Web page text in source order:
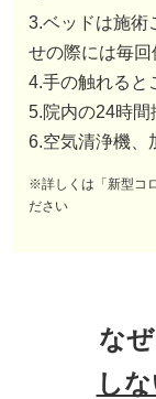
3.ベッドは施術
せの際には毎
4.手の触れると
5.院内の24時間
6.空気清浄機、
※詳しくは「新型コ
ださい
な
し